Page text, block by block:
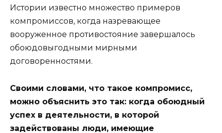
Истории известно множество примеров
компромиссов, когда назревающее
вооруженное противостояние завершалось
обоюдовыгодными мирными
договоренностями.
Своими словами, что такое компромисс,
можно объяснить это так: когда обоюдный
успех в деятельности, в которой
задействованы люди, имеющие